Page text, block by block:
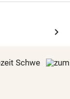
chevron_right